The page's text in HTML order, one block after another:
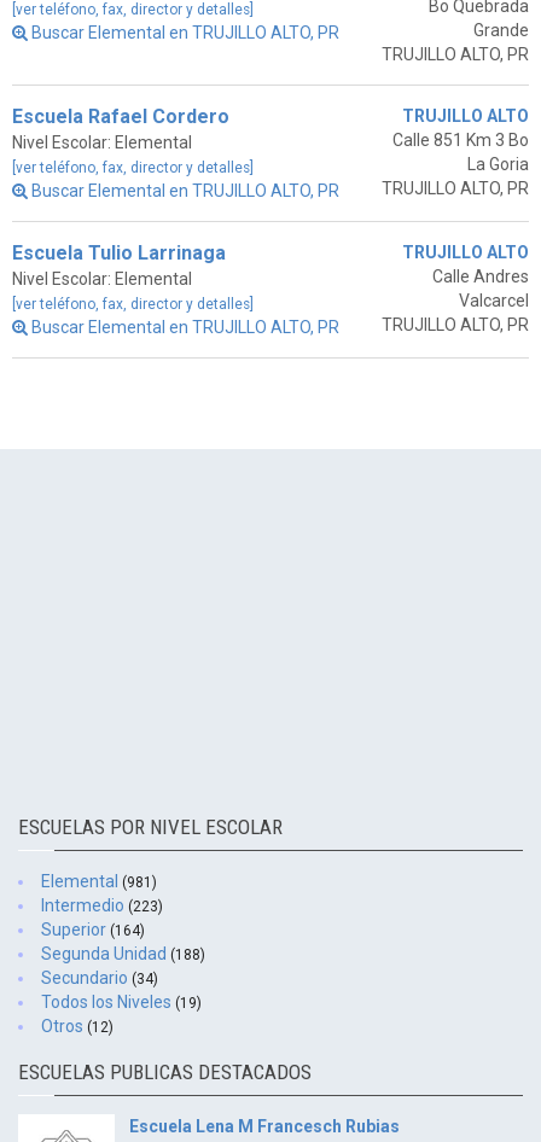
[ver teléfono, fax, director y detalles]
Buscar Elemental en TRUJILLO ALTO, PR
Bo Quebrada
Grande
TRUJILLO ALTO, PR
Escuela Rafael Cordero
Nivel Escolar: Elemental
[ver teléfono, fax, director y detalles]
Buscar Elemental en TRUJILLO ALTO, PR
TRUJILLO ALTO
Calle 851 Km 3 Bo
La Goria
TRUJILLO ALTO, PR
Escuela Tulio Larrinaga
Nivel Escolar: Elemental
[ver teléfono, fax, director y detalles]
Buscar Elemental en TRUJILLO ALTO, PR
TRUJILLO ALTO
Calle Andres
Valcarcel
TRUJILLO ALTO, PR
ESCUELAS POR NIVEL ESCOLAR
Elemental (981)
Intermedio (223)
Superior (164)
Segunda Unidad (188)
Secundario (34)
Todos los Niveles (19)
Otros (12)
ESCUELAS PUBLICAS DESTACADOS
Escuela Lena M Francesch Rubias